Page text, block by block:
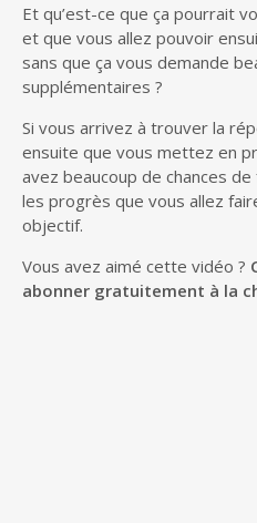
Et qu’est-ce que ça pourrait
et que vous allez pouvoir
sans que ça vous demande
supplémentaires ?
Si vous arrivez à trouver la
ensuite que vous mettez en
avez beaucoup de chances
les progrès que vous allez
objectif.
Vous avez aimé cette vidéo ?
abonner gratuitement à la